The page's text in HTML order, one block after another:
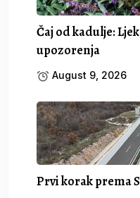
Čaj od kadulje:
upozorenja
August 9, 2026
Prvi korak prema